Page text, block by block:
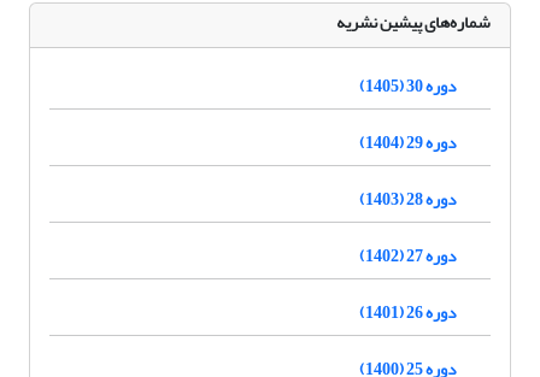
شماره‌های پیشین نشریه
دوره 30 (1405)
دوره 29 (1404)
دوره 28 (1403)
دوره 27 (1402)
دوره 26 (1401)
دوره 25 (1400)